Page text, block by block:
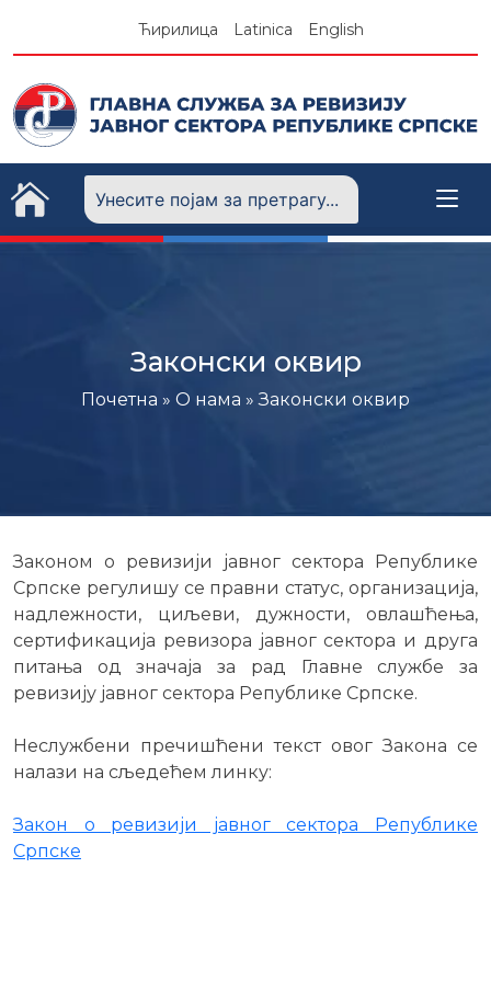
Ћирилица Latinica English
Законски оквир
Почетна » О нама »Законски оквир
Законом о ревизији јавног сектора Републике
Српске регулишу се правни статус, организација,
надлежности, циљеви, дужности, овлашћења,
сертификација ревизора јавног сектора и друга
питања од значаја за рад Главне службе за
ревизију јавног сектора Републике Српске.
Неслужбени пречишћени текст овог Закона се
налази на сљедећем линку:
Закон о ревизији јавног сектора Републике
Српске